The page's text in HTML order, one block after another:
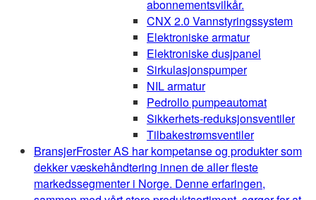
abonnementsvilkår.
CNX 2.0 Vannstyringssystem
Elektroniske armatur
Elektroniske dusjpanel
Sirkulasjonspumper
NIL armatur
Pedrollo pumpeautomat
Sikkerhets-reduksjonsventiler
Tilbakestrømsventiler
BransjerFroster AS har kompetanse og produkter som
dekker væskehåndtering innen de aller fleste
markedssegmenter i Norge. Denne erfaringen,